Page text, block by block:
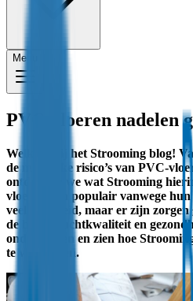
Menu
PVC-vloeren nadelen
Welkom bij het Strooming blog!
de mogelijke risico’s van PVC-
ontdekken we wat Strooming
vloeren zijn populair vanwege
veelzijdigheid, maar er zijn
de binnenluchtkwaliteit en
onderzoeken en zien hoe
te verbeteren.